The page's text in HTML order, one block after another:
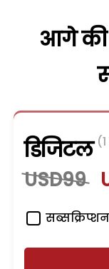
आगे की
डिजिटल
USD99